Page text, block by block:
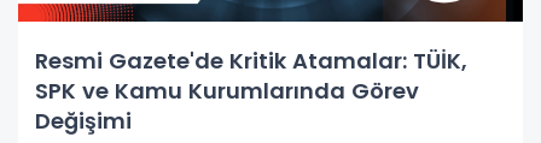
Resmi Gazete'de Kritik Atamalar: TÜİK,
SPK ve Kamu Kurumlarında Görev
Değişimi